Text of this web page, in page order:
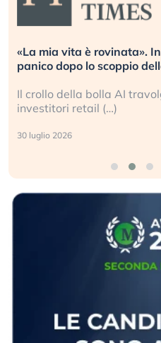
«La mia vita è rovinata».
panico dopo lo scoppio
Il crollo della bolla AI
investitori retail (…)
30 luglio 2026